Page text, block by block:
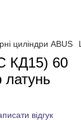
циліндри ABUS
КД15) 60
відгук